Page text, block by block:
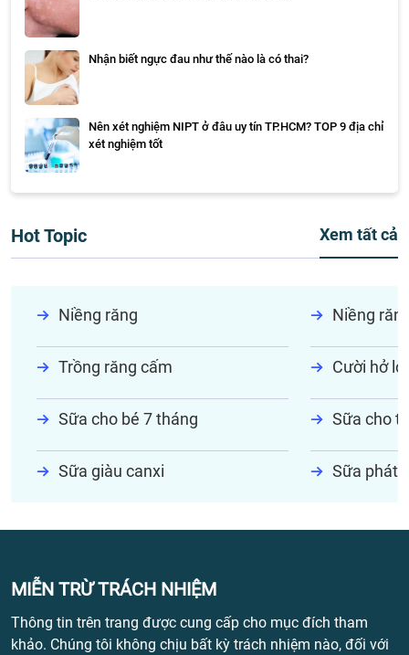
Nhận biết ngực đau như thế nào là có thai?
Nên xét nghiệm NIPT ở đâu uy tín TP.HCM? TOP 9 địa chỉ
xét nghiệm tốt
Hot Topic Xem tất cả
Niềng răng Niềng
Trồng răng cấm Cười hở lợi
Sữa cho bé 7 tháng Sữa cho
Sữa giàu canxi Sữa phát
MIỄN TRỪ TRÁCH NHIỆM
Thông tin trên trang được cung cấp cho mục đích tham
khảo. Chúng tôi không chịu bất kỳ trách nhiệm nào, đối với